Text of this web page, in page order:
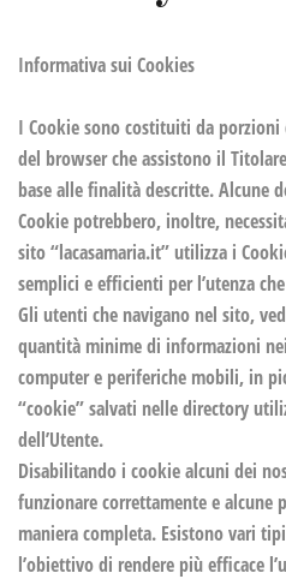
Informativa sui Cookies
I Cookie sono costituiti da
del browser che assistono il
base alle finalità descritte. Alcune
Cookie potrebbero, inoltre,
sito “lacasamaria.it” utilizza i
semplici e efficienti per l’utenza
Gli utenti che navigano nel sito,
quantità minime di informazioni
computer e periferiche mobili, in
“cookie” salvati nelle directory
dell’Utente.
Disabilitando i cookie alcuni dei
funzionare correttamente e alcune
maniera completa. Esistono vari
l’obiettivo di rendere più efficace